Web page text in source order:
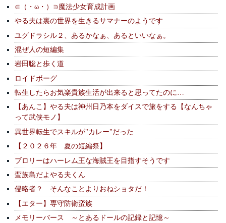
∈（・ω・）∋魔法少女育成計画
やる夫は裏の世界を生きるサマナーのようです
ユグドラシル２、あるかなぁ、あるといいなぁ。
混ぜ人の短編集
岩田聡と歩く道
ロイドボーグ
転生したらお気楽貴族生活が出来ると思ってたのに…
【あんこ】やる夫は神州日乃本をダイスで旅をする【なんちゃ
って武侠モノ】
異世界転生でスキルが"カレー"だった
【２０２６年 夏の短編祭】
ブロリーはハーレム王な海賊王を目指すそうです
蛮族島だよやる夫くん
侵略者？ そんなことよりおねショタだ！
【エター】専守防衛蛮族
メモリーバース ～とあるドールの記録と記憶～